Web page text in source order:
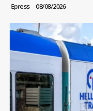
Epress - 08/08/2026